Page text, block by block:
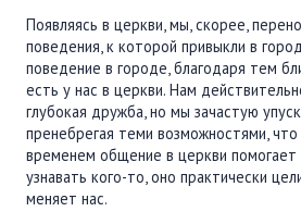
Появляясь в церкви, мы, скорее,
поведения, к которой привыкли в
поведение в городе, благодаря тем
есть у нас в церкви. Нам
глубокая дружба, но мы зачастую
пренебрегая теми возможностями,
временем общение в церкви помогает
узнавать кого-то, оно практически
меняет нас.